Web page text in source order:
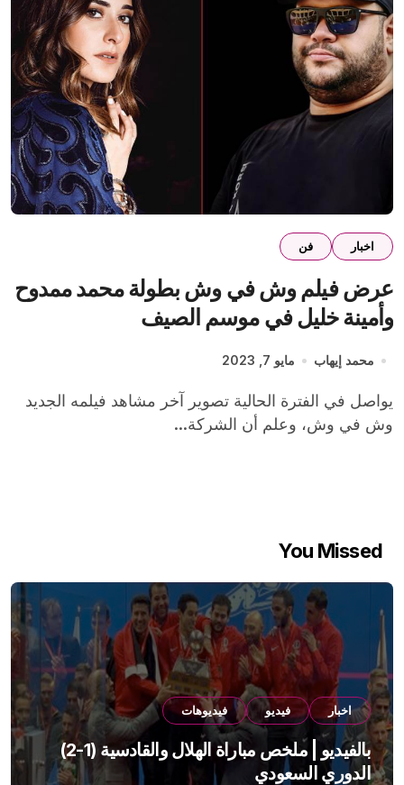
اخبار فن
عرض فيلم وش في وش بطولة محمد ممدوح
وأمينة خليل في موسم الصيف
محمد إيهاب مايو 7, 2023
يواصل في الفترة الحالية تصوير آخر مشاهد فيلمه الجديد
وش في وش، وعلم أن الشركة...
You Missed
اخبار فيديو فيديوهات
بالفيديو | ملخص مباراة الهلال والقادسية (1-2)
الدوري السعودي